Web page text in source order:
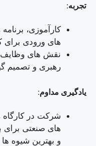
تجربه:
کارآموزی،
های ورودی
نقش های وظایف
رهبری و تصمیم
یادگیری مداوم:
شرکت در کارگاه
های صنعتی برای
و بهترین شیوه ها